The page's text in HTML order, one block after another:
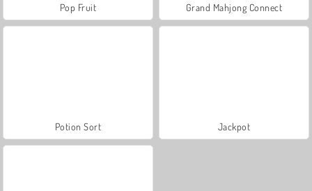
Pop Fruit Grand Mahjong Connect
Potion Sort Jackpot